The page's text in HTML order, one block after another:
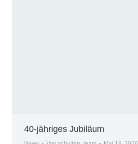
40-jähriges Jubiläum